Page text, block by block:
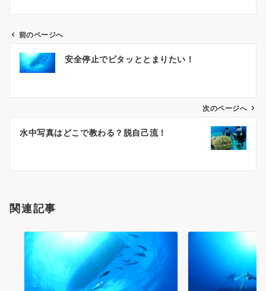
ビ
ン
前のページへ
安全停止でピタッととまりたい！
次のページへ
水中写真はどこで教わる？脱自己流！
関連記事